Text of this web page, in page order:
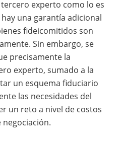
experto como lo es
una garantía adicional
fideicomitidos son
Sin embargo, se
precisamente la
experto, sumado a la
un esquema fiduciario
las necesidades del
un reto a nivel de costos